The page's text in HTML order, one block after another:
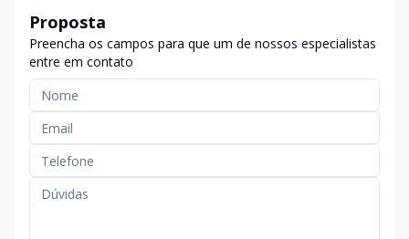
Proposta
Preencha os campos para que um de nossos especialistas
entre em contato